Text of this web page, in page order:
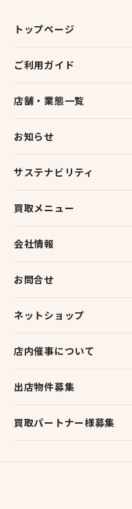
トップページ
ご利用ガイド
店舗・業態一覧
お知らせ
サステナビリティ
買取メニュー
会社情報
お問合せ
ネットショップ
店内催事について
出店物件募集
買取パートナー様募集